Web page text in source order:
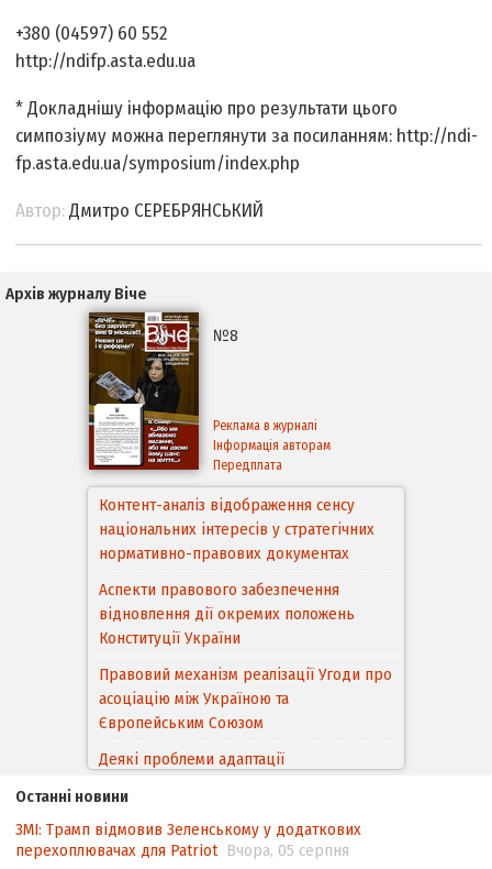
+380 (04597) 60 552
http://ndi­fp.asta.edu.ua
* Докладнішу інформацію про результати цього
симпозіуму можна переглянути за посиланням: http://ndi­
fp.asta.edu.ua/symposium/index.php
Автор:Дмитро СЕРЕБРЯНСЬКИЙ
Архів журналу Віче
№8
Реклама в журналі
Інформація авторам
Передплата
Контент-аналіз відображення сенсу
національних інтересів у стратегічних
нормативно-правових документах
Аспекти правового забезпечення
відновлення дії окремих положень
Конституції України
Правовий механізм реалізації Угоди про
асоціацію між Україною та
Європейським Cоюзом
Деякі проблеми адаптації
походження товарів відповідно до
Угоди про торговельні аспекти прав
інтелектуальної власності (TRIPS) у
Останні новини
ЗМІ: Трамп відмовив Зеленському у додаткових
перехоплювачах для Patriot Вчора, 05 серпня